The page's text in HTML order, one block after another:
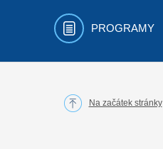
PROGRAMY
Na začátek stránky